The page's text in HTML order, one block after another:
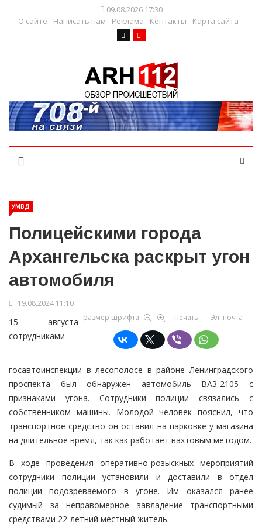
09.08.2026 17:30
О сайте
Написать нам Реклама Контакты Карта сайта
УМВД
Полицейскими города
Архангельска раскрыт угон
автомобиля
19.08.2024 11:10
размер шрифта
Печать Эл. почта
15 августа
сотрудниками
госавтоинспекции в лесополосе в районе Ленинградского
проспекта был обнаружен автомобиль ВАЗ-2105 с
признаками угона. Сотрудники полиции связались с
собственником машины. Молодой человек пояснил, что
транспортное средство он оставил на парковке у магазина
на длительное время, так как работает вахтовым методом.
В ходе проведения оперативно-розыскных мероприятий
сотрудники полиции установили и доставили в отдел
полиции подозреваемого в угоне. Им оказался ранее
судимый за неправомерное завладение транспортными
средствами 22-летний местный житель.